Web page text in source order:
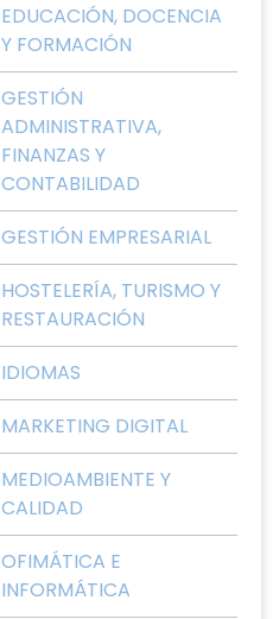
EDUCACIÓN, DOCENCIA
Y FORMACIÓN
GESTIÓN
ADMINISTRATIVA,
FINANZAS Y
CONTABILIDAD
GESTIÓN EMPRESARIAL
HOSTELERÍA, TURISMO Y
RESTAURACIÓN
IDIOMAS
MARKETING DIGITAL
MEDIOAMBIENTE Y
CALIDAD
OFIMÁTICA E
INFORMÁTICA